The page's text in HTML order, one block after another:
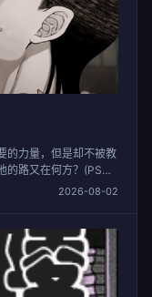
的力量，但是却不被教
的路又在何方？(PS；
识)
2026-08-02